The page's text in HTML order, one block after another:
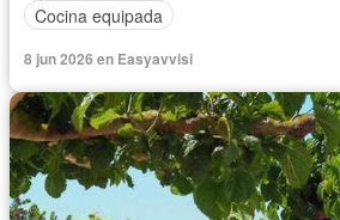
Cocina equipada
8 jun 2026 en Easyavvisi